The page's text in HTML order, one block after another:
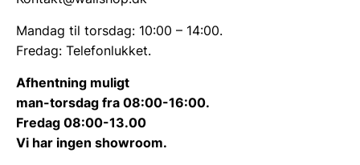
Mandag til torsdag: 10:00 – 14:00.
Fredag: Telefonlukket.
Afhentning muligt
man-torsdag fra 08:00-16:00.
Fredag 08:00-13.00
Vi har ingen showroom.